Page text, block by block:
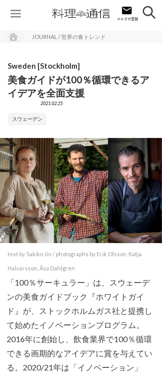
JOURNAL / 世界の食トレンド
Sweden [Stockholm]
美食ガイドが100％循環できるア
イデアを全面支援
2021.02.25
スウェーデン
text by Sakiko Jin / photographs by Erik Olsson, Katja
Halvarsson, Åsa Dahlgren
「100％サーキュラー」は、スウェーデ
ンの美食ガイドブック『ホワイトガイ
ド』が、ストックホルムガス社と提携し
て始めたイノベーションプログラム。
2016年に創始し、飲食業界で100％循環
できる画期的なアイデアに賞を与えてい
る。2020/21年は「イノベーション」